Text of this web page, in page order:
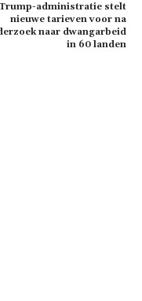
Trump-administratie stelt
nieuwe tarieven voor na
naar dwangarbeid
in 60 landen